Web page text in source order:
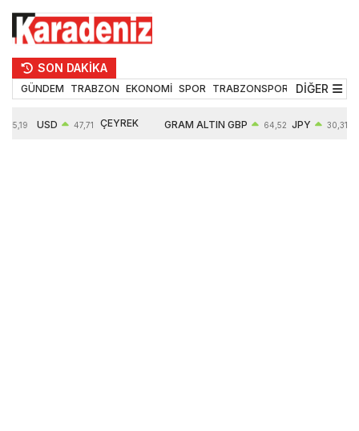
SON DAKİKA
GÜNDEM TRABZON EKONOMİ SPOR TRABZONSPOR TEKNOLOJİ
DİĞER
55,19 USD 47,71 ÇEYREK GRAM ALTIN GBP 64,52 JPY 30,31